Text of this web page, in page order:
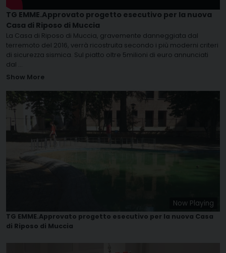
TG EMME.Approvato progetto esecutivo per la nuova
Casa di Riposo di Muccia
La Casa di Riposo di Muccia, gravemente danneggiata dal
terremoto del 2016, verrà ricostruita secondo i più moderni criteri
di sicurezza sismica. Sul piatto oltre 5milioni di euro annunciati
dal ...
Show More
Now Playing
TG EMME.Approvato progetto esecutivo per la nuova Casa
di Riposo di Muccia